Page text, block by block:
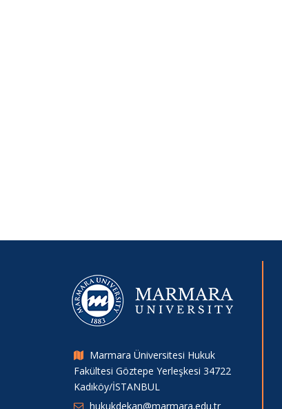
Marmara Üniversitesi Hukuk
Fakültesi Göztepe Yerleşkesi 34722
Kadıköy/İSTANBUL
hukukdekan@marmara.edu.tr